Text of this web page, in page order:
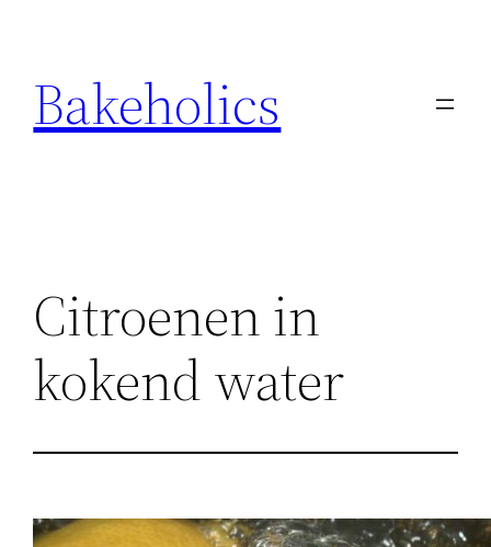
inhoud
Bakeholics
Citroenen in
kokend water